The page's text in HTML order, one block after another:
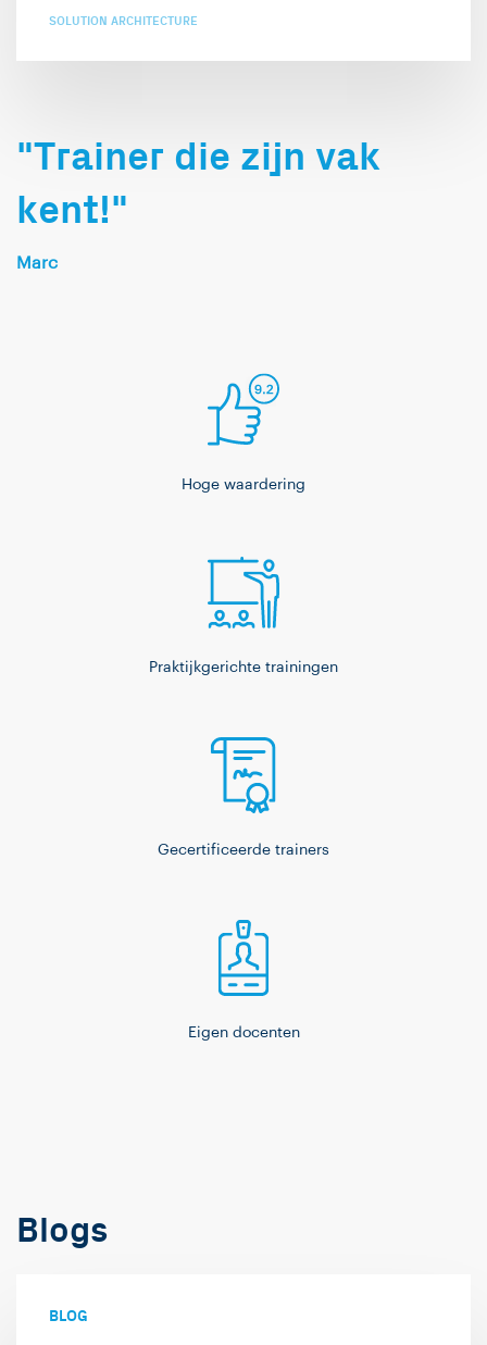
SOLUTION ARCHITECTURE
"Trainer die zijn vak
kent!"
Marc
Hoge waardering
Praktijkgerichte trainingen
Gecertificeerde trainers
Eigen docenten
Blogs
BLOG